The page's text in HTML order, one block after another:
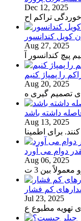
Dec 12, 2025
تراکم اح
کویل کندانسور
Aug 27, 2025
کندانسور آ
را پمپاژ کنیم
Aug 20, 2025
تصمیم گیری ه
داشته باشد
Aug 13, 2025
دوام می آورد
Aug 06, 2025
کم فشار
Jul 23, 2025
تهویه مطبوع ع